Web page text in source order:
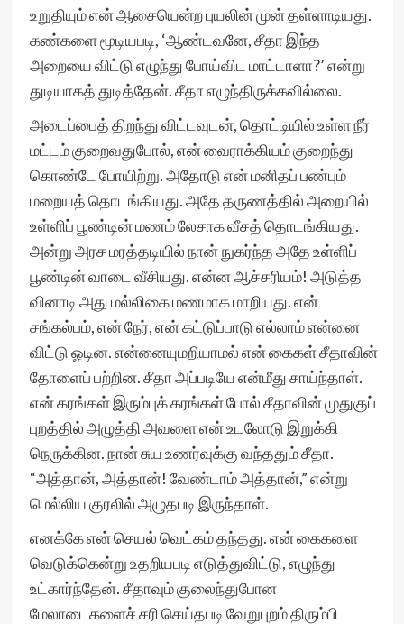
உறுதியும் என் ஆசையென்ற புயலின் முன் தள்ளாடியது.
கண்களை மூடியபடி, ‘ஆண்டவனே, சீதா இந்த
அறையை விட்டு எழுந்து போய்விட மாட்டாளா?’ என்று
துடியாகத் துடித்தேன். சீதா எழுந்திருக்கவில்லை.
அடைப்பைத் திறந்து விட்டவுடன், தொட்டியில் உள்ள நீர்
மட்டம் குறைவதுபோல், என் வைராக்கியம் குறைந்து
கொண்டே போயிற்று. அதோடு என் மனிதப் பண்பும்
மறையத் தொடங்கியது. அதே தருணத்தில் அறையில்
உள்ளிப் பூண்டின் மணம் லேசாக வீசத் தொடங்கியது.
அன்று அரச மரத்தடியில் நான் நுகர்ந்த அதே உள்ளிப்
பூண்டின் வாடை வீசியது. என்ன ஆச்சரியம்! அடுத்த
வினாடி அது மல்லிகை மணமாக மாறியது. என்
சங்கல்பம், என் நேர், என் கட்டுப்பாடு எல்லாம் என்னை
விட்டு ஓடின. என்னையுமறியாமல் என் கைகள் சீதாவின்
தோளைப் பற்றின. சீதா அப்படியே என்மீது சாய்ந்தாள்.
என் கரங்கள் இரும்புக் கரங்கள் போல் சீதாவின் முதுகுப்
புறத்தில் அழுத்தி அவளை என் உடலோடு இறுக்கி
நெருக்கின. நான் சுய உணர்வுக்கு வந்ததும் சீதா.
“அத்தான், அத்தான்! வேண்டாம் அத்தான்,” என்று
மெல்லிய குரலில் அழுதபடி இருந்தாள்.
எனக்கே என் செயல் வெட்கம் தந்தது. என் கைகளை
வெடுக்கென்று உதறியபடி எடுத்துவிட்டு, எழுந்து
உட்கார்ந்தேன். சீதாவும் குலைந்துபோன
மேலாடைகளைச் சரி செய்தபடி வேறுபுறம் திரும்பி